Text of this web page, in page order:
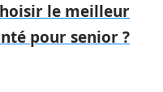
le meilleur
pour senior ?